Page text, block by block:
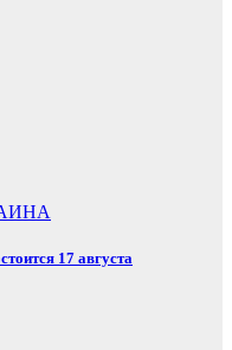
17 августа